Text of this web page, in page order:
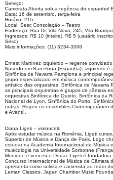
Serviço:
Camerata Aberta sob a regência do espanhol
Data: 16 de setembro, terça-feira
Horário: 21h
Local: Sesc Consolação – Teatro
Endereço: Rua Dr. Vila Nova, 245, Vila
Ingressos: R$ 10 (inteira), R$ 5 (usuário
Sesc)
Mais informações: (11) 3234-3000
Ernest Martínez Izquierdo – regente convidado
Nascido em Barcelona (Espanha), Izquierdo
Sinfônica de Navarra Pamplona e principal
grupo especializado em música
artístico das orquestras Sinfônica de Navarra
as principais orquestras e grupos de câmara
orquestras Sinfônica de Quioto, Sinfônica da
Nacional de Lyon, Sinfônica do Porto,
outras. Regeu os ensembles Contemporâneo
e Avanti!.
Diana Ligeti – violoncelo
Após estudar música na Romênia, Ligeti
Superior de Música e Dança de Paris. Logo
estudar na Academia Internacional de Música
musicologia na Universidade Sorbonne
Munique e venceu o Douai. Ligeti é
Concurso Internacional de Música de Câmara
apresenta como solista e camerista ao redor
Leman Classics, Japan Chamber Music